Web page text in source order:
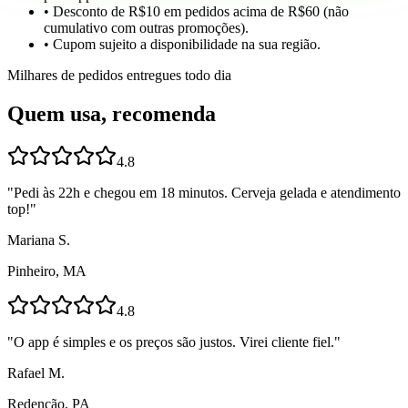
• Desconto de R$10 em pedidos acima de R$60 (não
cumulativo com outras promoções).
• Cupom sujeito a disponibilidade na sua região.
Milhares de pedidos entregues todo dia
Quem usa, recomenda
4.8
"Pedi às 22h e chegou em 18 minutos. Cerveja gelada e atendimento
top!"
Mariana S.
Pinheiro, MA
4.8
"O app é simples e os preços são justos. Virei cliente fiel."
Rafael M.
Redenção, PA